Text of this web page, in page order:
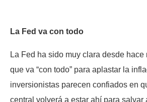
La Fed va con todo
La Fed ha sido muy clara desde
que va “con todo” para aplastar la
inversionistas parecen confiados en
central volverá a estar ahí para salvar